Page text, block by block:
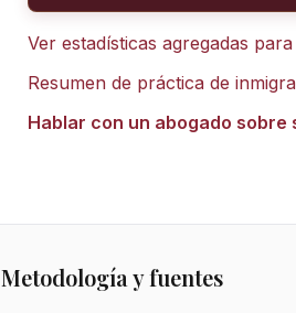
Ver estadísticas agregadas para
Resumen de práctica de
Hablar con un abogado sobre
Metodología y fuentes